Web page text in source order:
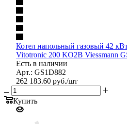
Котел напольный газовый 42
Vitotronic 200 KO2B Viessmann
Есть в наличии
Арт.: GS1D882
262 183.60 руб./шт
Купить